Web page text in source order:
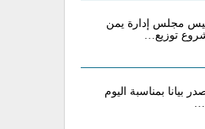
مجلس إدارة يمن
توزيع…
بيانا بمناسبة اليوم